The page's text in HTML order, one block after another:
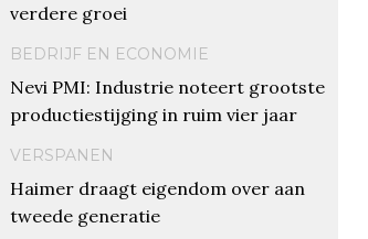
verdere groei
BEDRIJF EN ECONOMIE
Nevi PMI: Industrie noteert grootste
productiestijging in ruim vier jaar
VERSPANEN
Haimer draagt eigendom over aan
tweede generatie